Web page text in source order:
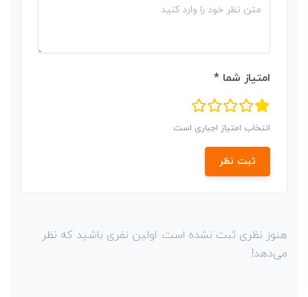
امتیاز شما *
انتخاب امتیاز اجباری است
ثبت نظر
هنوز نظری ثبت نشده است. اولین نفری باشید که نظر
می‌دهد!